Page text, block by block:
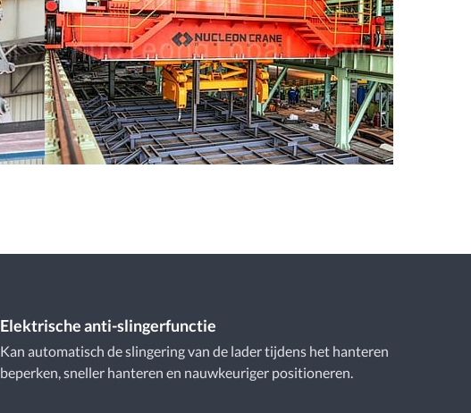
Elektrische anti-slingerfunctie
Kan automatisch de slingering van de lader tijdens het hanteren
beperken, sneller hanteren en nauwkeuriger positioneren.